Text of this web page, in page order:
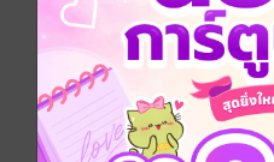
อยากได้ ซื้อเป็นของขวัญ